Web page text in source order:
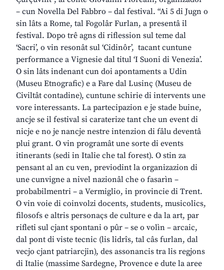
– cun Novella Del Fabbro – dal festival. “Ai 5 di Jugn o
sin lâts a Rome, tal Fogolâr Furlan, a presentâ il
festival. Dopo trê agns di riflession sul teme dal
‘Sacri’, o vin resonât sul ‘Cidinôr’, tacant cuntune
performance a Vignesie dal titul ‘I Suoni di Venezia’.
O sin lâts indenant cun doi apontaments a Udin
(Museu Etnografic) e a Fare dal Lusinç (Museu de
Civiltât contadine), cuntune schirie di intervents une
vore interessants. La partecipazion e je stade buine,
ancje se il festival si caraterize tant che un event di
nicje e no je nancje nestre intenzion di fâlu deventâ
plui grant. O vin programât une sorte di events
itinerants (sedi in Italie che tal forest). O stin za
pensant al an cu ven, previodint la organizazion di
une cunvigne a nivel nazionâl che o fasarìn –
probabilmentri – a Vermiglio, in provincie di Trent.
O vin voie di coinvolzi docents, students, musicolics,
filosofs e altris personaçs de culture e da la art, par
rifleti sul cjant spontani o pûr – se o volìn – arcaic,
dal pont di viste tecnic (lis lidrîs, tal câs furlan, dal
vecjo cjant patriarcjin), des assonancis tra lis regjons
di Italie (massime Sardegne, Provence e dute la aree